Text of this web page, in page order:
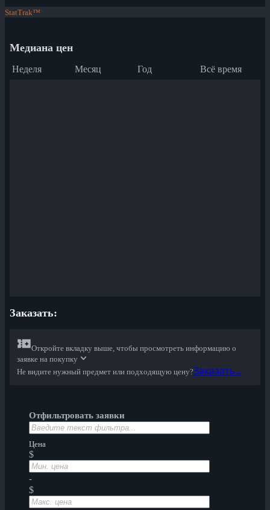
StatTrak™
Медиана цен
Неделя Месяц Год Всё время
Заказать:
Откройте вкладку выше, чтобы просмотреть информацию о
заявке на покупку
Не видите нужный предмет или подходящую цену?Заказать...
Отфильтровать заявки
Цена
$
-
$